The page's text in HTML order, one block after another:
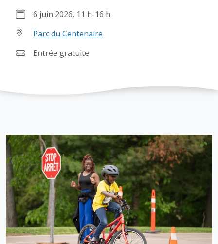
6 juin 2026, 11 h-16 h
Parc du Centenaire
Entrée gratuite